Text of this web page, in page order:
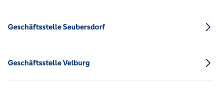
Geschäftsstelle Seubersdorf
Geschäftsstelle Velburg